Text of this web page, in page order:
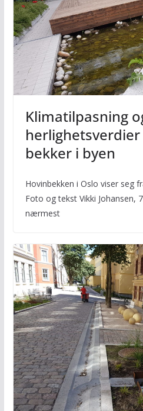
Klimatilpasning
bekker i byen
Hovinbekken i Oslo viser seg
Foto og tekst Vikki Johansen,
nærmest